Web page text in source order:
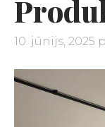
10. jūnijs, 2025